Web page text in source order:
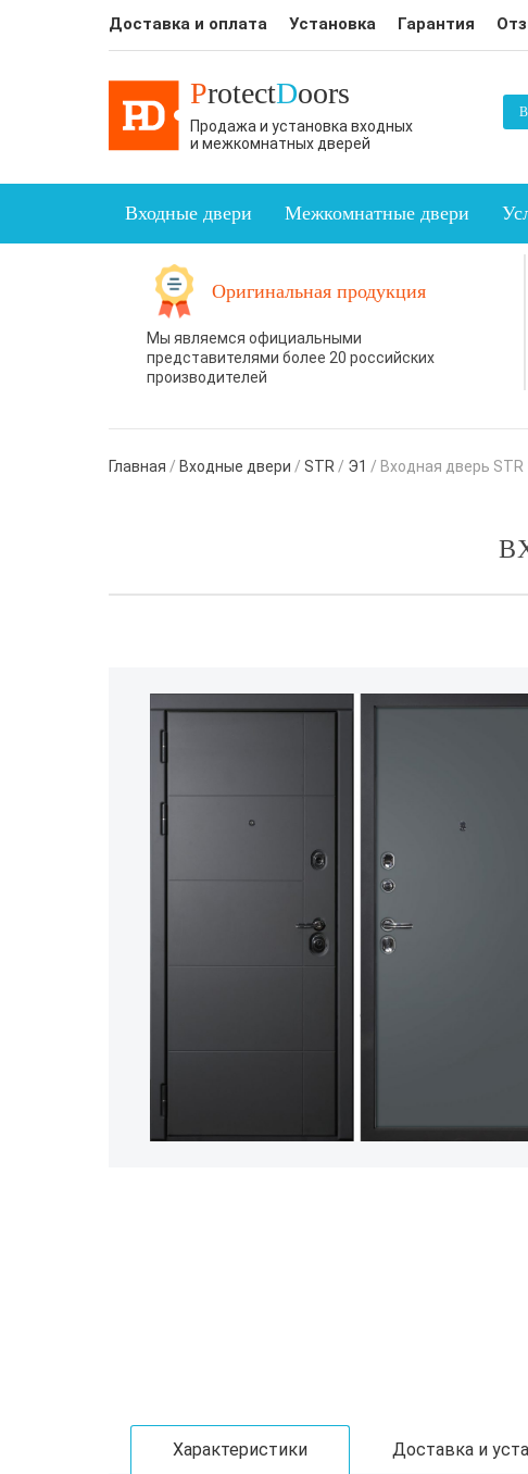
Доставка и оплата Установка Гарантия
ProtectDoors
Продажа и установка входных
и межкомнатных дверей
Входные двери Межкомнатные двери
Оригинальная продукция
Мы являемся официальными
представителями более 20 российских
производителей
Главная / Входные двери / STR / Э1 / Входная дверь
Характеристики Доставка и